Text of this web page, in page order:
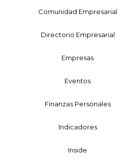
Comunidad Empresarial
Directorio Empresarial
Empresas
Eventos
Finanzas Personales
Indicadores
Inside